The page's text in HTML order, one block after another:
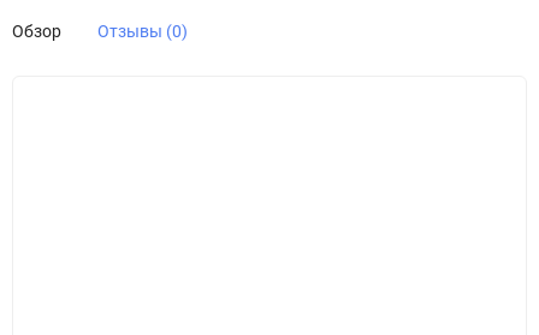
Обзор Отзывы (0)